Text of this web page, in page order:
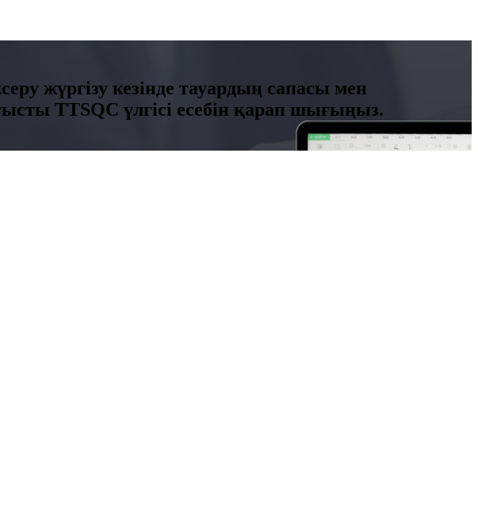
жүргізу кезінде тауардың сапасы мен
TTSQC үлгісі есебін қарап шығыңыз.